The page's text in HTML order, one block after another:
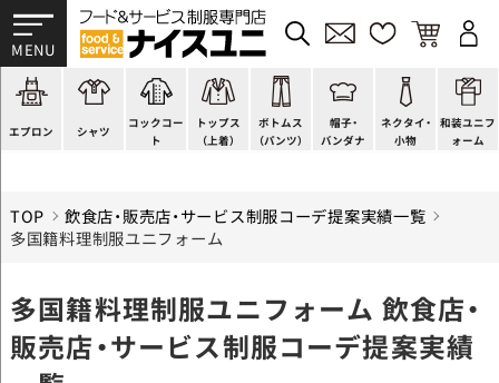
エプロン
スモック風
厨房用
ラップエプロン
シャツ
Tシャツ
ポロシャツ
和風シャツ(Asian)コックコー
ト
スタンダード
ファッション
キッズ
トップス
（上着）
調理白衣
カットソー
ジャンバー
ボトムス
（パンツ）
ワンピース
厨房シューズ
フロアシューズ
帽子・
バンダナ
コック帽
衛生帽子
ヘアネット
ネクタイ・
小物
蝶ネクタイ
リボン・スカーフ
クロスタイ
和装ユニフ
ォーム
草履、足袋など
着付小物
きもの
TOP
飲食店・販売店・サービス制服コーデ提案実績一覧
多国籍料理制服ユニフォーム
多国籍料理制服ユニフォーム 飲食店・
販売店・サービス制服コーデ提案実績